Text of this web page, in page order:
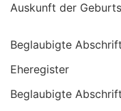
Auskunft der
Beglaubigte
Eheregister
Beglaubigte